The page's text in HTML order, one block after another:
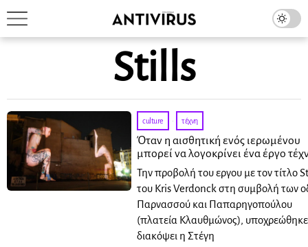
Stills
culture · τέχνη
Όταν η αισθητική ενός ιερωμένου
μπορεί να λογοκρίνει ένα έργο
Την προβολή του εργου με τον τίτλο
του Kris Verdonck στη συμβολή των
Παρνασσού και Παπαρηγοπούλου
(πλατεία Κλαυθμώνος),
διακόψει η Στέγη